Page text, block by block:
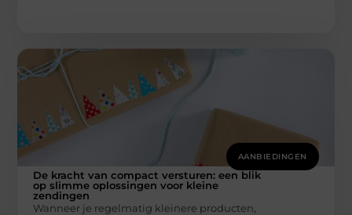
AANBIEDINGEN
De kracht van compact versturen: een blik
op slimme oplossingen voor kleine
zendingen
Wanneer je regelmatig kleinere producten,